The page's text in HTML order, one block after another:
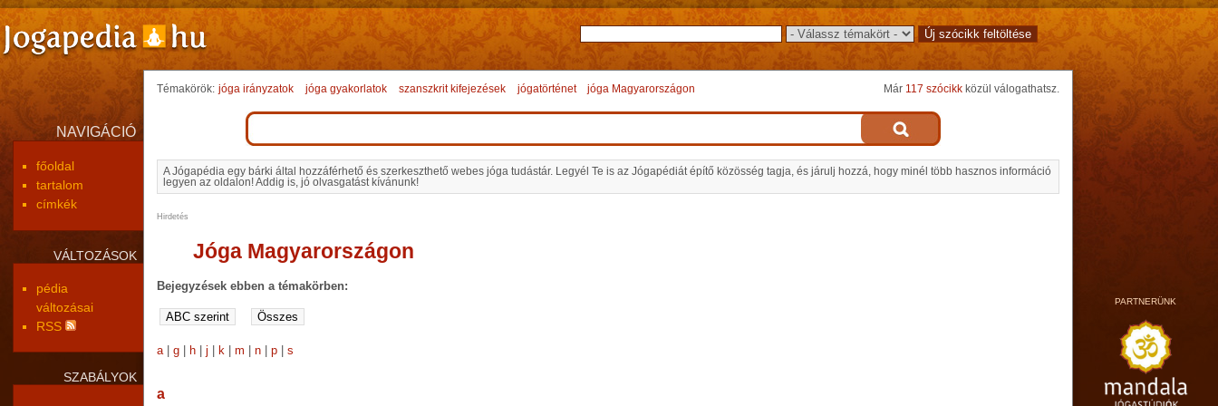
NAVIGÁCIÓ
főoldal
tartalom
címkék
VÁLTOZÁSOK
pédia
változásai
RSS
SZABÁLYOK
Témakörök: jóga irányzatok jóga gyakorlatok szanszkrit kifejezések jógatörténet jóga Magyarországon Már 117 szócikkközül válogathatsz.
A Jógapédia egy bárki által hozzáférhető és szerkeszthető webes jóga tudástár. Legyél Te is az Jógapédiát építő közösség tagja, és járulj hozzá, hogy minél több hasznos információ
legyen az oldalon! Addig is, jó olvasgatást kívánunk!
Hirdetés
Jóga Magyarországon
Bejegyzések ebben a témakörben:
a|g h |j k |m |n |p |s
a
PARTNERÜNK